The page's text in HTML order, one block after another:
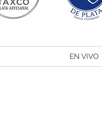
EN VIVO